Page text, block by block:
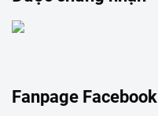
Fanpage Facebook